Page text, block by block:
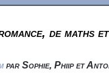
de maths et
par Sophie, Phiip et